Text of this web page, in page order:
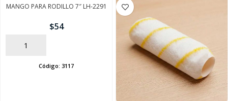
MANGO PARA RODILLO 7″ LH-2291
$54
AÑADIR
Código: 3117